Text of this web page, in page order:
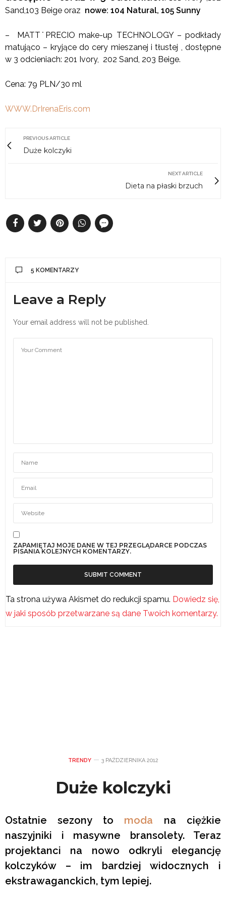
Sand,103 Beige oraz nowe: 104 Natural, 105 Sunny
– MATT˙PRECIO make-up TECHNOLOGY – podkłady
matująco – kryjące do cery mieszanej i tłustej , dostępne
w 3 odcieniach: 201 Ivory, 202 Sand, 203 Beige.
Cena: 79 PLN/30 ml
WWW.DrIrenaEris.com
PREVIOUS ARTICLE
Duże kolczyki
NEXT ARTICLE
Dieta na płaski brzuch
5 KOMENTARZY
Leave a Reply
Your email address will not be published.
ZAPAMIĘTAJ MOJE DANE W TEJ PRZEGLĄDARCE PODCZAS
PISANIA KOLEJNYCH KOMENTARZY.
Ta strona używa Akismet do redukcji spamu. Dowiedz się,
w jaki sposób przetwarzane są dane Twoich komentarzy.
TRENDY 3 PAŹDZIERNIKA 2012
Duże kolczyki
Ostatnie sezony to moda na ciężkie
naszyjniki i masywne bransolety. Teraz
projektanci na nowo odkryli elegancję
kolczyków – im bardziej widocznych i
ekstrawaganckich, tym lepiej.